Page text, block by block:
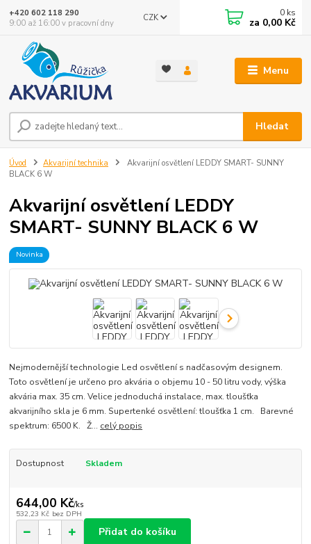
Menu
CZK
Hledat
+420 602 118 290
9:00 až 16:00 v pracovní dny
0 ks
za 0,00 Kč
Úvod Akvarijní technika
Akvarijní osvětlení LEDDY SMART- SUNNY
BLACK 6 W
Akvarijní osvětlení LEDDY
SMART- SUNNY BLACK 6 W
Novinka
Nejmodernější technologie Led osvětlení s nadčasovým designem.
Toto osvětlení je určeno pro akvária o objemu 10 - 50 litru vody, výška
akvária max. 35 cm. Velice jednoduchá instalace, max. tloušťka
akvarijního skla je 6 mm. Supertenké osvětlení: tloušťka 1 cm. Barevné
spektrum: 6500 K. Ž... celý popis
Dostupnost Skladem
644,00 Kč/ks
532,23 Kč bez DPH
Přidat do košíku